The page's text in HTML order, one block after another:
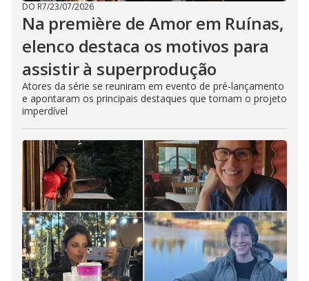
DO R7/23/07/2026
Na première de Amor em Ruínas,
elenco destaca os motivos para
assistir à superprodução
Atores da série se reuniram em evento de pré-lançamento
e apontaram os principais destaques que tornam o projeto
imperdível